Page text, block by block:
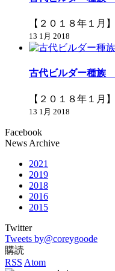
【２０１８年１月
13 1月 2018
古代ビルダー種族
【２０１８年１
13 1月 2018
Facebook
News Archive
2021
2019
2018
2016
2015
Twitter
Tweets by@coreygoode
購読
RSS Atom